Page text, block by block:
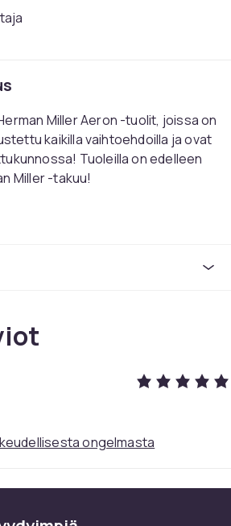
Miller Aeron -tuolit, joissa on
kaikilla vaihtoehdoilla ja ovat
Tuoleilla on edelleen
Miller -takuu!
ae54-d7fc3cc76099
ongelmasta